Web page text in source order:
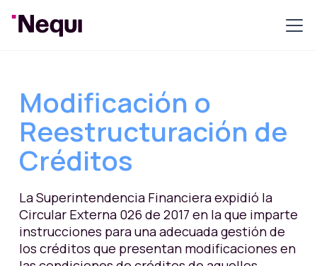
Modificación o
Reestructuración de
Créditos
La Superintendencia Financiera expidió la
Circular Externa 026 de 2017 en la que imparte
instrucciones para una adecuada gestión de
los créditos que presentan modificaciones en